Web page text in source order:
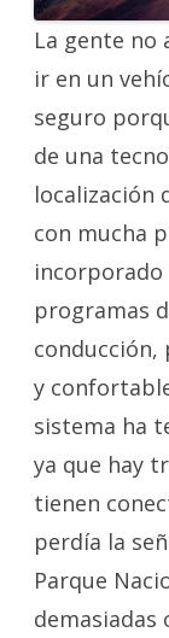
La gente no
ir en un
seguro
de una
localización
con mucha
incorporado
programas
conducción,
y
sistema ha
ya que hay
tienen
perdía la
Parque
demasiadas